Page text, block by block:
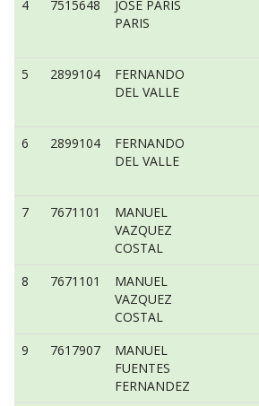
4
7515648
JOSE PARIS
PARIS
5
2899104
FERNANDO
DEL VALLE
6
2899104
FERNANDO
DEL VALLE
7
7671101
MANUEL
VAZQUEZ
COSTAL
8
7671101
MANUEL
VAZQUEZ
COSTAL
9
7617907
MANUEL
FUENTES
FERNANDEZ